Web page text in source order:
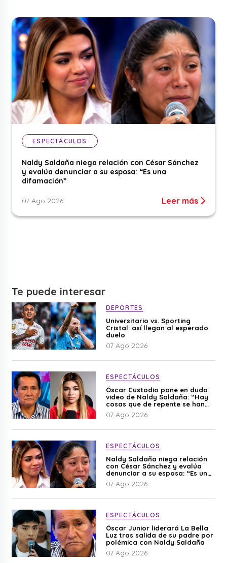
ESPECTÁCULOS
Naldy Saldaña niega relación con César Sánchez
y evalúa denunciar a su esposa: “Es una
difamación”
07 Ago 2026 Leer más
Te puede interesar
DEPORTES
Universitario vs. Sporting
Cristal: así llegan al esperado
duelo
07 Ago 2026
ESPECTÁCULOS
Óscar Custodio pone en duda
video de Naldy Saldaña: “Hay
cosas que de repente se han
editado”
07 Ago 2026
ESPECTÁCULOS
Naldy Saldaña niega relación
con César Sánchez y evalúa
denunciar a su esposa: “Es una
difamación”
07 Ago 2026
ESPECTÁCULOS
Óscar Junior liderará La Bella
Luz tras salida de su padre por
polémica con Naldy Saldaña
07 Ago 2026